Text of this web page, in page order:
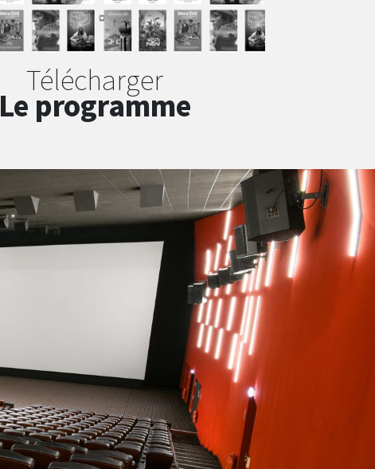
Télécharger
Le programme